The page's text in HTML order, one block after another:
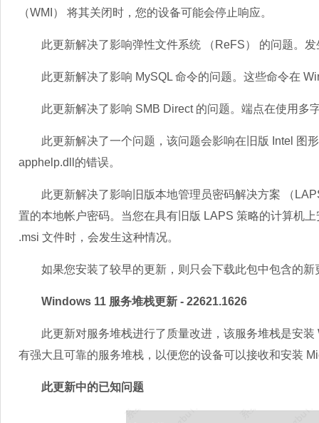
（WMI） 将其关闭时，您的设备可能会停止响应。
此更新解决了影响弹性文件系统 （ReFS​​） 的问题。发
此更新解决了影响 MySQL 命令的问题。这些命令在
此更新解决了影响 SMB Direct 的问题。端点在使用多
此更新解决了一个问题，该问题会影响在旧版 Intel 图
apphelp.dll的错误。
此更新解决了影响旧版本地管理员密码解决方案 （
置的本地帐户密码。当您在具有旧版 LAPS 策略的计算机
.msi 文件时，会发生这种情况。
如果您安装了较早的更新，则只会下载此包中包含的新
Windows 11 服务堆栈更新 - 22621.1626
此更新对服务堆栈进行了质量改进，该服务堆栈是安装
有强大且可靠的服务堆栈，以便您的设备可以接收和安装
此更新中的已知问题